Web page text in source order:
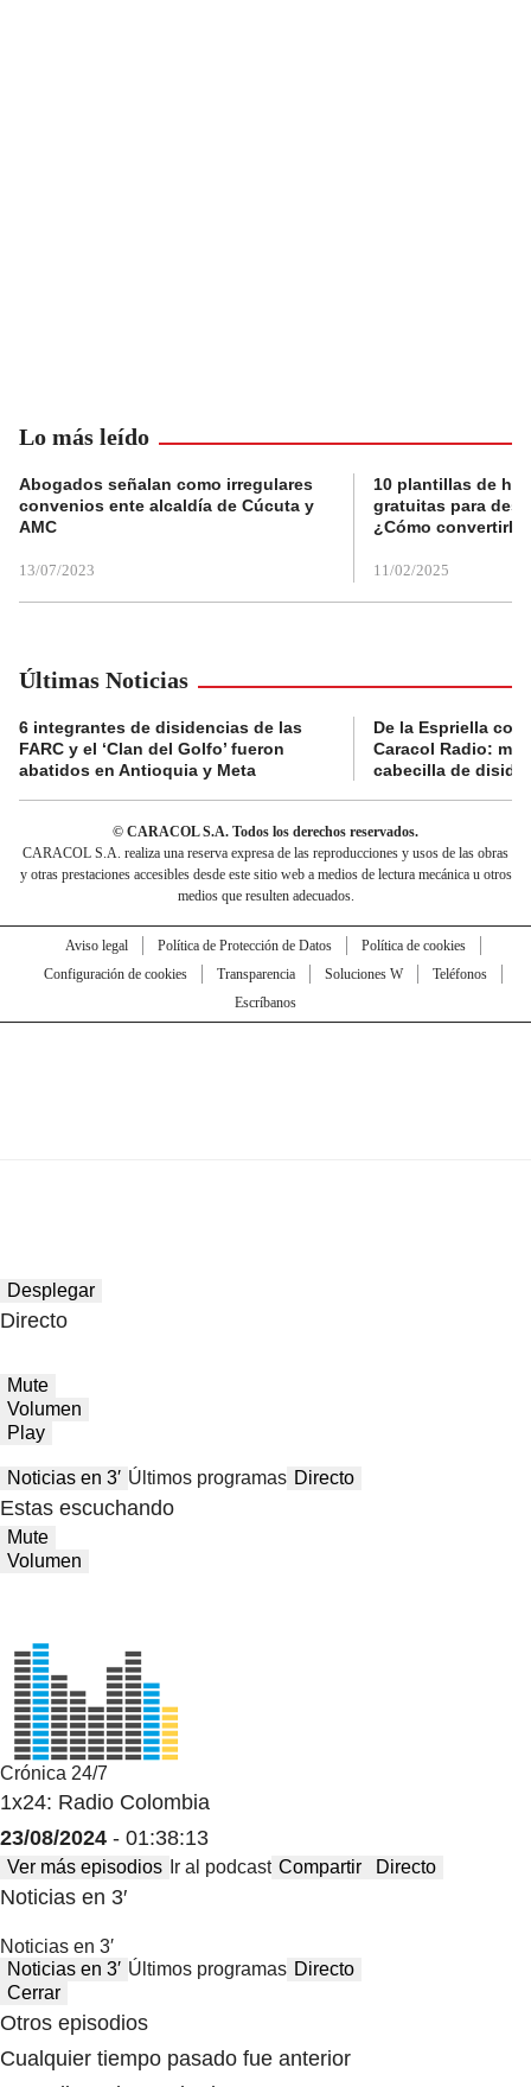
Lo más leído
Abogados señalan como irregulares
convenios ente alcaldía de Cúcuta y
AMC
13/07/2023
10 plantillas de
gratuitas para
¿Cómo convertirla
11/02/2025
Últimas Noticias
6 integrantes de disidencias de las
FARC y el ‘Clan del Golfo’ fueron
abatidos en Antioquia y Meta
De la Espriella
Caracol Radio:
cabecilla de
© CARACOL S.A. Todos los derechos reservados.
CARACOL S.A. realiza una reserva expresa de las reproducciones y usos de las obras
y otras prestaciones accesibles desde este sitio web a medios de lectura mecánica u otros
medios que resulten adecuados.
Aviso legal Política de Protección de Datos
Política de cookies
Configuración de cookies
Transparencia Soluciones W
Teléfonos
Escríbanos
Desplegar
Directo
Mute
Volumen
Play
Noticias en 3′ Últimos programas Directo
Estas escuchando
Mute
Volumen
Crónica 24/7
1x24: Radio Colombia
23/08/2024 - 01:38:13
Ver más episodios Ir al podcast Compartir Directo
Noticias en 3′
Noticias en 3′
Noticias en 3′ Últimos programas Directo
Cerrar
Otros episodios
Cualquier tiempo pasado fue anterior